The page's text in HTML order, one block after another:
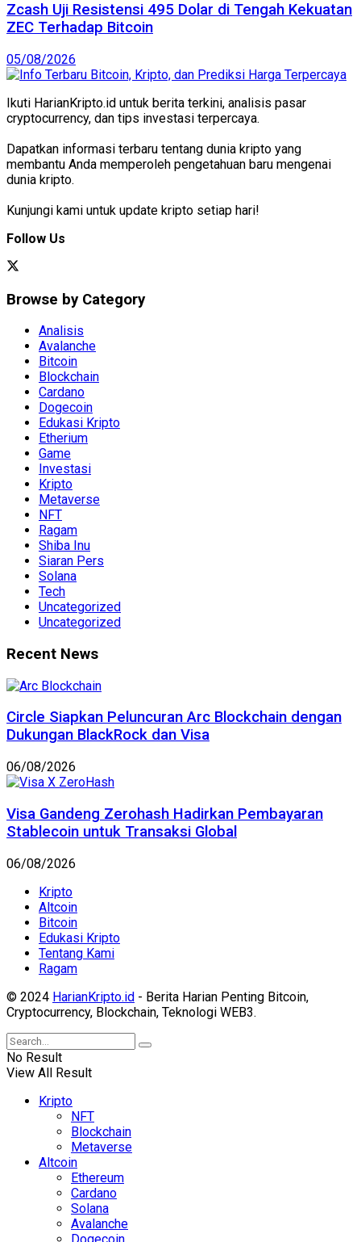
Zcash Uji Resistensi 495 Dolar di Tengah Kekuatan
ZEC Terhadap Bitcoin
05/08/2026
Ikuti HarianKripto.id untuk berita terkini, analisis pasar
cryptocurrency, dan tips investasi terpercaya.
Dapatkan informasi terbaru tentang dunia kripto yang
membantu Anda memperoleh pengetahuan baru mengenai
dunia kripto.
Kunjungi kami untuk update kripto setiap hari!
Follow Us
Browse by Category
Analisis
Avalanche
Bitcoin
Blockchain
Cardano
Dogecoin
Edukasi Kripto
Etherium
Game
Investasi
Kripto
Metaverse
NFT
Ragam
Shiba Inu
Siaran Pers
Solana
Tech
Uncategorized
Uncategorized
Recent News
Circle Siapkan Peluncuran Arc Blockchain dengan
Dukungan BlackRock dan Visa
06/08/2026
Visa Gandeng Zerohash Hadirkan Pembayaran
Stablecoin untuk Transaksi Global
06/08/2026
Kripto
Altcoin
Bitcoin
Edukasi Kripto
Tentang Kami
Ragam
© 2024 HarianKripto.id - Berita Harian Penting Bitcoin,
Cryptocurrency, Blockchain, Teknologi WEB3.
No Result
View All Result
Kripto
NFT
Blockchain
Metaverse
Altcoin
Ethereum
Cardano
Solana
Avalanche
Dogecoin